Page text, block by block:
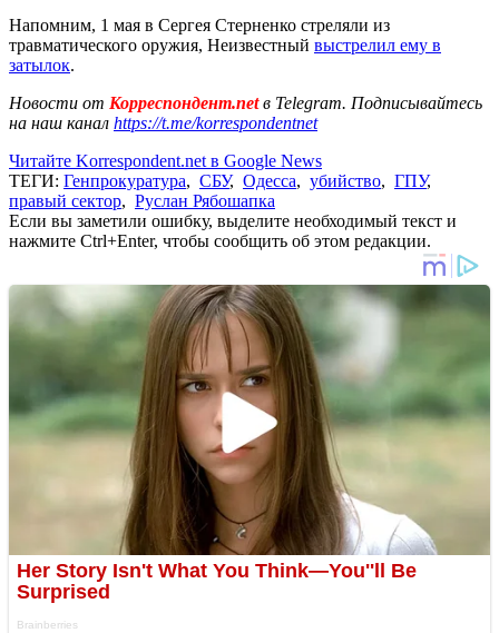
Напомним, 1 мая в Сергея Стерненко стреляли из
травматического оружия, Неизвестный выстрелил ему в
затылок.
Новости от Корреспондент.netв Telegram. Подписывайтесь
на наш канал https://t.me/korrespondentnet
Читайте Korrespondent.net в Google News
ТЕГИ: Генпрокуратура, СБУ, Одесса, убийство, ГПУ,
правый сектор, Руслан Рябошапка
Если вы заметили ошибку, выделите необходимый текст и
нажмите Ctrl+Enter, чтобы сообщить об этом редакции.